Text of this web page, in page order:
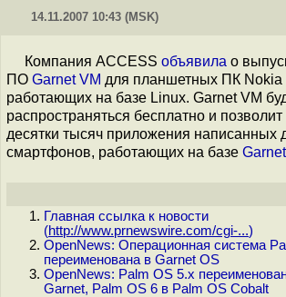
14.11.2007 10:43 (MSK)
Компания ACCESS объявила о
ПО Garnet VM для планшетных ПК Nokia
работающих на базе Linux. Garnet VM
распространяться бесплатно и
десятки тысяч приложения написанных
смартфонов, работающих на базе
Главная ссылка к новости
(http://www.prnewswire.com/cgi-...)
OpenNews: Операционная система
переименована в Garnet OS
OpenNews: Palm OS 5.x
Garnet, Palm OS 6 в Palm OS Cobalt